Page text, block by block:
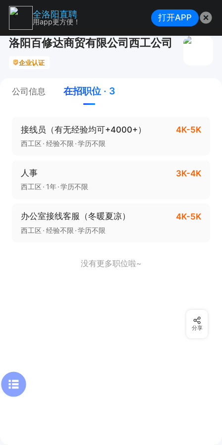
洛阳百修达商贸有限公司西工公司
企业认证
公司信息 在招职位 · 3
接线员（有无经验均可+4000+） 4K-5K
西工区 经验不限 学历不限
人事 3K-4K
西工区 1年 学历不限
办公室接线客服（冬暖夏凉） 4K-5K
西工区 经验不限 学历不限
没有更多职位啦~
分享
全洛阳直聘
用app更方便！ 打开APP